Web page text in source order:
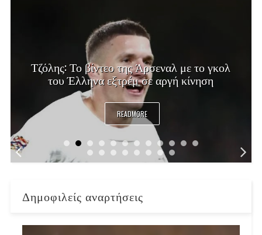
Μαίρη Λίντα: Το συγκινητικό αντίο από τη
Finos Film - «Καλό ταξίδι αξεπέραστη»
READMORE
Δημοφιλείς αναρτήσεις